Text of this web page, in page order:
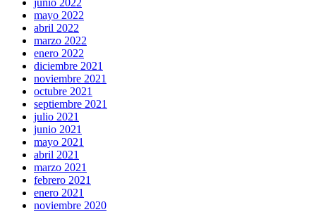
junio 2022
mayo 2022
abril 2022
marzo 2022
enero 2022
diciembre 2021
noviembre 2021
octubre 2021
septiembre 2021
julio 2021
junio 2021
mayo 2021
abril 2021
marzo 2021
febrero 2021
enero 2021
noviembre 2020